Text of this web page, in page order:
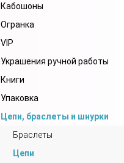
Кабошоны
Огранка
VIP
Украшения ручной работы
Книги
Упаковка
Цепи, браслеты и шнурки
Браслеты
Цепи